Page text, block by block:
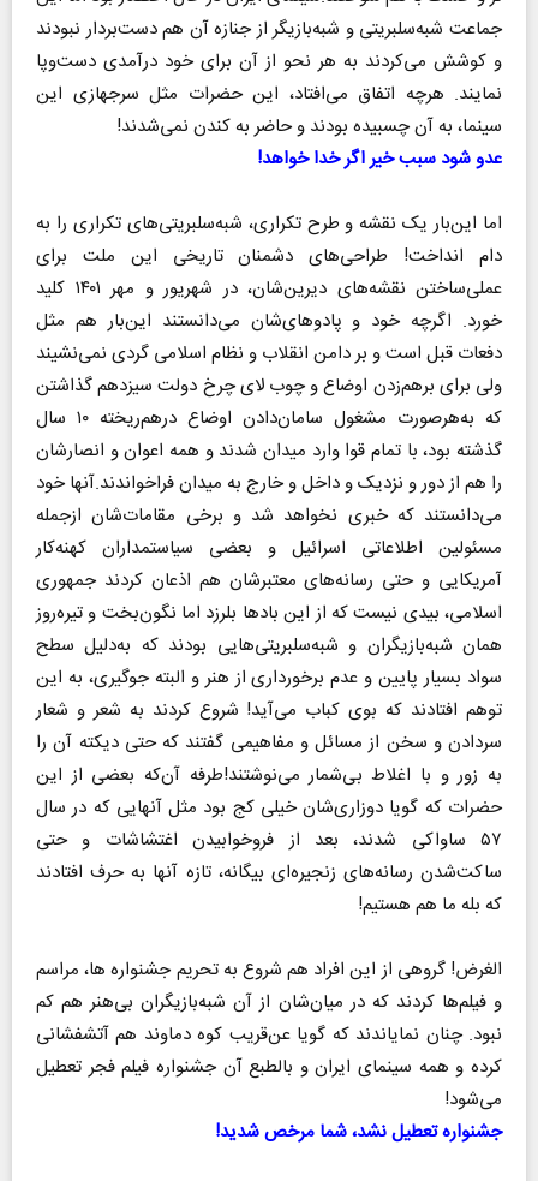
جماعت شبه‌سلبریتی و شبه‌بازیگر از جنازه آن هم دست‌بردار نبودند
و کوشش می‌کردند به هر نحو از آن برای خود درآمدی دست‌وپا
نمایند. هرچه اتفاق می‌افتاد، این حضرات مثل سرجهازی این
سینما، به آن چسبیده بودند و حاضر به کندن نمی‌شدند!
عدو شود سبب خیر اگر خدا خواهد!
اما این‌بار یک نقشه و طرح تکراری، شبه‌سلبریتی‌های تکراری را به
دام انداخت! طراحی‌های دشمنان تاریخی این ملت برای
عملی‌ساختن نقشه‌های دیرین‌شان، در شهریور و مهر ۱۴۰۱ کلید
خورد. اگرچه خود و پادوهای‌شان می‌دانستند این‌بار هم مثل
دفعات قبل است و بر دامن انقلاب و نظام اسلامی گردی نمی‌نشیند
ولی برای برهم‌زدن اوضاع و چوب لای چرخ دولت سیزدهم گذاشتن
که به‌هر‌صورت مشغول سامان‌دادن اوضاع درهم‌ریخته ۱۰ سال
گذشته بود، با تمام قوا وارد میدان شدند و همه اعوان و انصارشان
را هم از دور و نزدیک و داخل و خارج به میدان فراخواندند.آنها خود
می‌دانستند که خبری نخواهد شد و برخی مقامات‌شان ازجمله
مسئولین اطلاعاتی اسرائیل و بعضی سیاستمداران کهنه‌کار
آمریکایی و حتی رسانه‌های معتبرشان هم اذعان کردند جمهوری
اسلامی، بیدی نیست که از این بادها بلرزد اما نگون‌بخت و تیره‌روز
همان شبه‌بازیگران و شبه‌سلبریتی‌هایی بودند که به‌دلیل سطح
سواد بسیار پایین و عدم برخورداری از هنر و البته جوگیری، به این
توهم افتادند که بوی کباب می‌آید! شروع کردند به شعر و شعار
سردادن و سخن از مسائل و مفاهیمی گفتند که حتی دیکته آن را
به زور و با اغلاط بی‌شمار می‌نوشتند!طرفه آن‌که بعضی از این
حضرات که گویا دوزاری‌شان خیلی کج بود مثل آنهایی که در سال
۵۷ ساواکی شدند، بعد از فروخوابیدن اغتشاشات و حتی
ساکت‌شدن رسانه‌های زنجیره‌ای بیگانه، تازه آنها به حرف افتادند
که بله ما هم هستیم!
الغرض! گروهی از این افراد هم شروع به تحریم جشنواره‌ ها، مراسم
و فیلم‌ها کردند که در میان‌شان از آن شبه‌بازیگران بی‌هنر هم کم
نبود. چنان نمایاندند که گویا عن‌قریب کوه دماوند هم آتشفشانی
کرده و همه سینمای ایران و بالطبع آن جشنواره فیلم فجر تعطیل
می‌شود!
جشنواره تعطیل نشد، شما مرخص شدید!